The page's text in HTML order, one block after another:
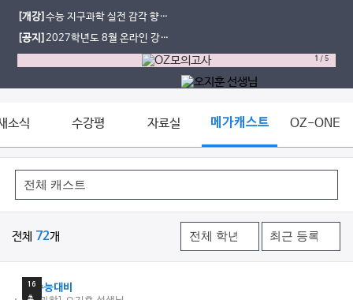
[개강]수능 지구과학 실전 감각 향상
을 위한 OZ 모의고사 ▶시즌2◀
[공지]2027학년도 8월 온라인 강좌
일정 안내
1 /5
소식 수강평 자료실 메가캐스트 OZ-ONE
전체 72개
16수능대비